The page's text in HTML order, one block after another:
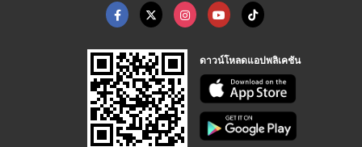
ดาวน์โหลดแอปพลิเคชัน